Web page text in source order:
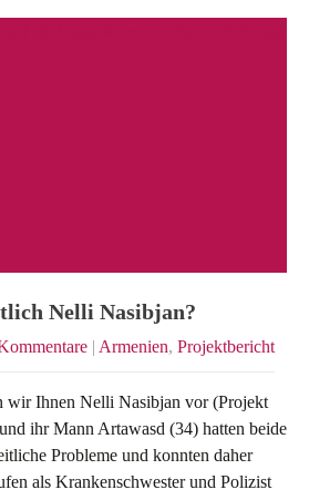
Nelli Nasibjan?
| Armenien, Projektbericht
wir Ihnen Nelli Nasibjan vor (Projekt
ihr Mann Artawasd (34) hatten beide
Probleme und konnten daher
als Krankenschwester und Polizist